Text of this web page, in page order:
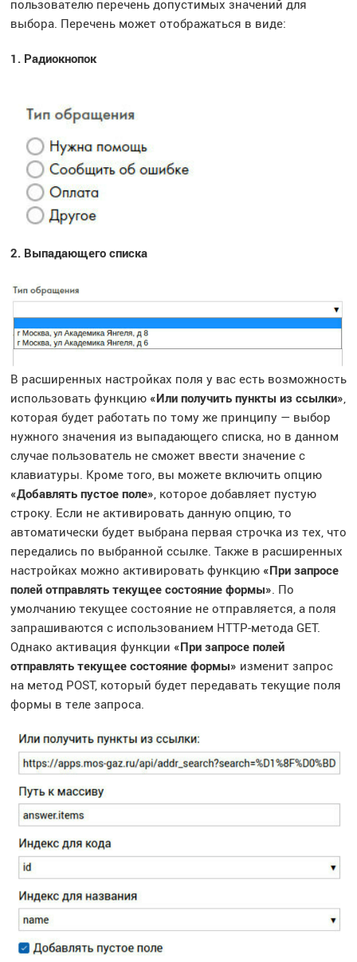
пользователю перечень допустимых значений для
выбора. Перечень может отображаться в виде:
1. Радиокнопок
2. Выпадающего списка
В расширенных настройках поля у вас есть возможность
использовать функцию «Или получить пункты из ссылки»,
которая будет работать по тому же принципу — выбор
нужного значения из выпадающего списка, но в данном
случае пользователь не сможет ввести значение с
клавиатуры. Кроме того, вы можете включить опцию
«Добавлять пустое поле», которое добавляет пустую
строку. Если не активировать данную опцию, то
автоматически будет выбрана первая строчка из тех, что
передались по выбранной ссылке. Также в расширенных
настройках можно активировать функцию «При запросе
полей отправлять текущее состояние формы». По
умолчанию текущее состояние не отправляется, а поля
запрашиваются с использованием HTTP-метода GET.
Однако активация функции «При запросе полей
отправлять текущее состояние формы» изменит запрос
на метод POST, который будет передавать текущие поля
формы в теле запроса.